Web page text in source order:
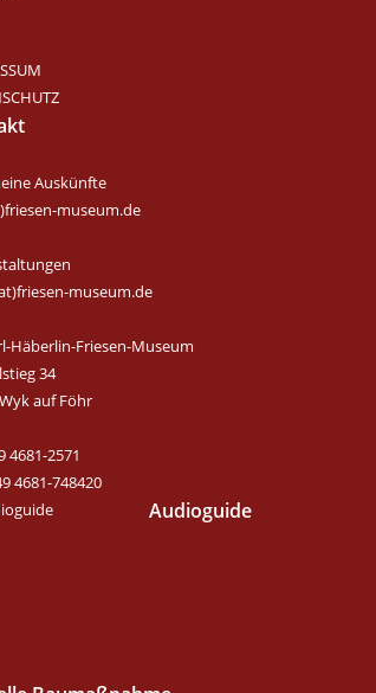
Auskünfte
museum.de
museum.de
Häberlin-Friesen-Museum
34
auf Föhr
4681-2571
4681-748420
Audioguide